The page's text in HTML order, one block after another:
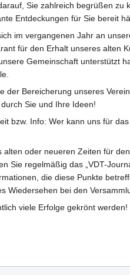
Sie zahlreich begrüßen
Entdeckungen für Sie bereit
im vergangenen Jahr an
für den Erhalt unseres alten
Gemeinschaft unterstützt
Bereicherung unseres
Sie und Ihre Ideen!
bzw. Info: Wer kann uns für
oder neueren Zeiten für
Sie regelmäßig das „VDT-
die diese Punkte
Wiedersehen bei den
viele Erfolge gekrönt